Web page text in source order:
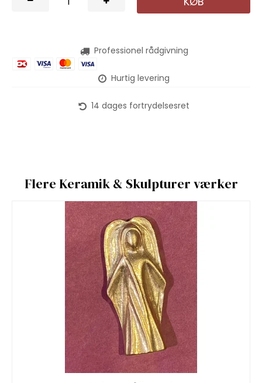
Professionel rådgivning
Hurtig levering
14 dages fortrydelsesret
Flere Keramik & Skulpturer værker